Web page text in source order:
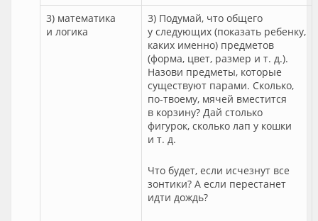
3) математика
и логика
3) Подумай, что общего
у следующих (показать ребенку,
каких именно) предметов
(форма, цвет, размер и т. д.).
Назови предметы, которые
существуют парами. Сколько,
по-твоему, мячей вместится
в корзину? Дай столько
фигурок, сколько лап у кошки
и т. д.
Что будет, если исчезнут все
зонтики? А если перестанет
идти дождь?